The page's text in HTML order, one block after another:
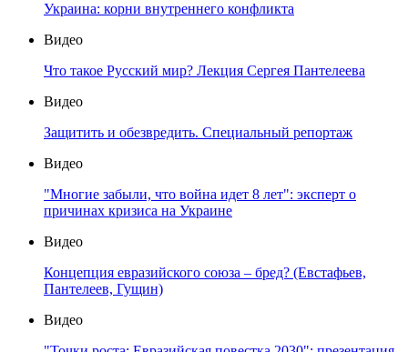
Украина: корни внутреннего конфликта
Видео
Что такое Русский мир? Лекция Сергея Пантелеева
Видео
Защитить и обезвредить. Специальный репортаж
Видео
"Многие забыли, что война идет 8 лет": эксперт о
причинах кризиса на Украине
Видео
Концепция евразийского союза – бред? (Евстафьев,
Пантелеев, Гущин)
Видео